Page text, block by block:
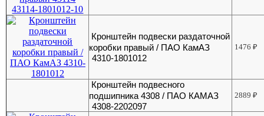
Кронштейн подвески раздаточной
коробки правый / ПАО КамАЗ
4310-1801012
1476₽
Кронштейн подвесного
подшипника 4308 / ПАО КАМАЗ
4308-2202097
2889₽